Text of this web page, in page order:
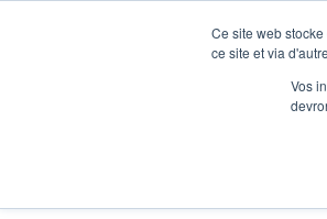
Ce site web
ce site et via
Vos
Je participe à une session